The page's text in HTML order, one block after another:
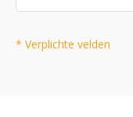
* Verplichte velden